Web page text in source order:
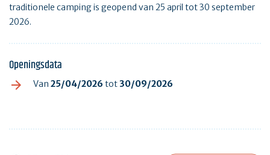
traditionele camping is geopend van 25 april tot 30 september
2026.
Openingsdata
Van 25/04/2026 tot30/09/2026